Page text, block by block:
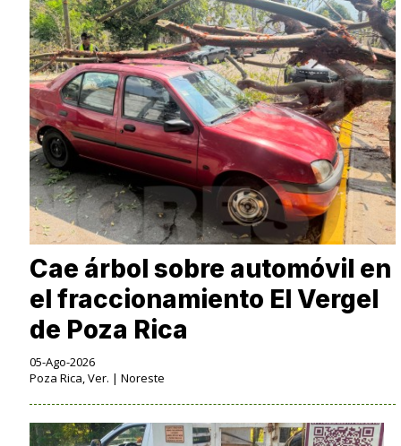
Cae árbol sobre automóvil en
el fraccionamiento El Vergel
de Poza Rica
05-Ago-2026
Poza Rica, Ver. | Noreste